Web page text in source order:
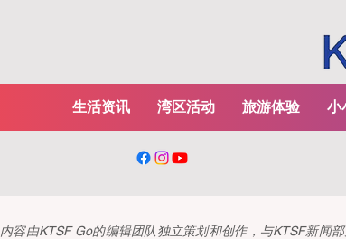
生活资讯 湾区活动 旅游体验 小
内容由KTSF Go的编辑团队独立策划和创作，与KTSF新闻